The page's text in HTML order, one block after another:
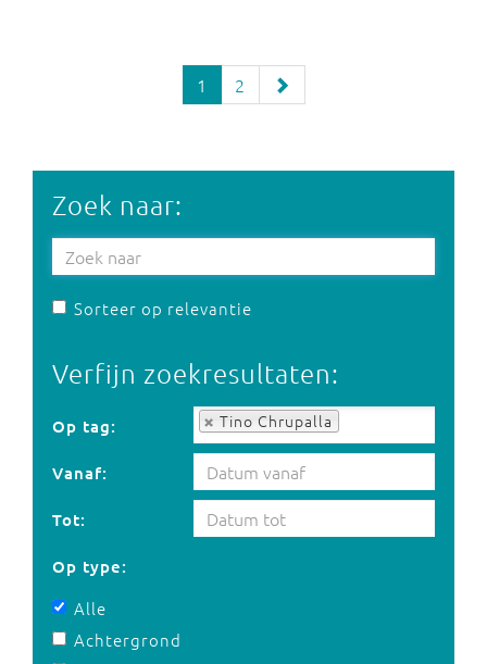
1 2
Zoek naar:
Sorteer op relevantie
Verfijn zoekresultaten:
Op tag: Tino Chrupalla
Op tag:
Vanaf:
Tot:
Op type:
Alle
Achtergrond